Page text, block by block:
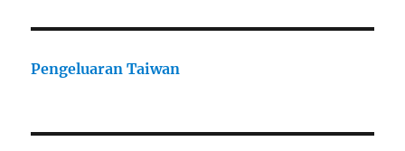
Pengeluaran Taiwan